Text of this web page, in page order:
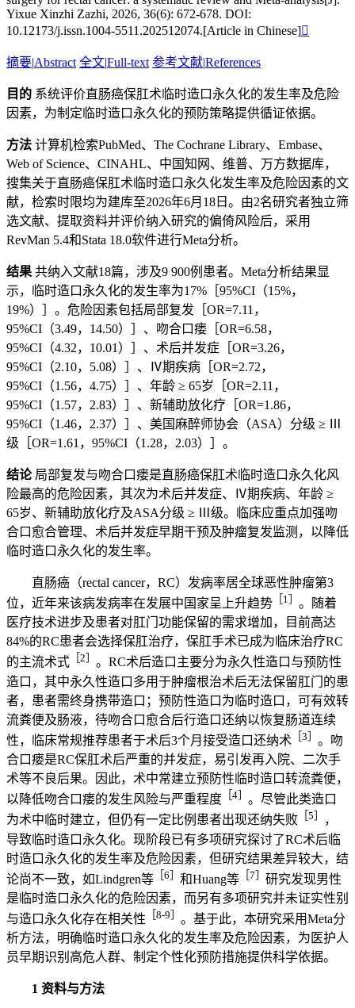
Yixue Xinzhi Zazhi, 2026, 36(6): 672-678. DOI:
10.12173/j.issn.1004-5511.202512074.[Article in Chinese]
摘要|Abstract 全文|Full-text 参考文献|References
目的 系统评价直肠癌保肛术临时造口永久化的发生率及危险
因素，为制定临时造口永久化的预防策略提供循证依据。
方法 计算机检索PubMed、The Cochrane Library、Embase、
Web of Science、CINAHL、中国知网、维普、万方数据库，
搜集关于直肠癌保肛术临时造口永久化发生率及危险因素的文
献，检索时限均为建库至2026年6月18日。由2名研究者独立筛
选文献、提取资料并评价纳入研究的偏倚风险后，采用
RevMan 5.4和Stata 18.0软件进行Meta分析。
结果 共纳入文献18篇，涉及9 900例患者。Meta分析结果显
示，临时造口永久化的发生率为17%［95%CI（15%，
19%）］。危险因素包括局部复发［OR=7.11，
95%CI（3.49，14.50）］、吻合口瘘［OR=6.58，
95%CI（4.32，10.01）］、术后并发症［OR=3.26，
95%CI（2.10，5.08）］、Ⅳ期疾病［OR=2.72，
95%CI（1.56，4.75）］、年龄 ≥ 65岁［OR=2.11，
95%CI（1.57，2.83）］、新辅助放化疗［OR=1.86，
95%CI（1.46，2.37）］、美国麻醉师协会（ASA）分级 ≥ Ⅲ
级［OR=1.61，95%CI（1.28，2.03）］。
结论局部复发与吻合口瘘是直肠癌保肛术临时造口永久化风
险最高的危险因素，其次为术后并发症、Ⅳ期疾病、年龄 ≥
65岁、新辅助放化疗及ASA分级 ≥ Ⅲ级。临床应重点加强吻
合口愈合管理、术后并发症早期干预及肿瘤复发监测，以降低
临时造口永久化的发生率。
直肠癌（rectal cancer，RC）发病率居全球恶性肿瘤第3
位，近年来该病发病率在发展中国家呈上升趋势 ［1］ 。随着
医疗技术进步及患者对肛门功能保留的需求增加，目前高达
84%的RC患者会选择保肛治疗，保肛手术已成为临床治疗RC
的主流术式 ［2］ 。RC术后造口主要分为永久性造口与预防性
造口，其中永久性造口多用于肿瘤根治术后无法保留肛门的患
者，患者需终身携带造口；预防性造口为临时造口，可有效转
流粪便及肠液，待吻合口愈合后行造口还纳以恢复肠道连续
性，临床常规推荐患者于术后3个月接受造口还纳术 ［3］ 。吻
合口瘘是RC保肛术后严重的并发症，易引发再入院、二次手
术等不良后果。因此，术中常建立预防性临时造口转流粪便，
以降低吻合口瘘的发生风险与严重程度 ［4］ 。尽管此类造口
为术中临时建立，但仍有一定比例患者出现还纳失败 ［5］
，
导致临时造口永久化。现阶段已有多项研究探讨了RC术后临
时造口永久化的发生率及危险因素，但研究结果差异较大，结
论尚不一致，如Lindgren等 ［6］ 和Huang等 ［7］ 研究发现男性
是临时造口永久化的危险因素，而另有多项研究并未证实性别
与造口永久化存在相关性 ［8-9］ 。基于此，本研究采用Meta分
析方法，明确临时造口永久化的发生率及危险因素，为医护人
员早期识别高危人群、制定个性化预防措施提供科学依据。
1 资料与方法